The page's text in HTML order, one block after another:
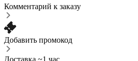
Комментарий к заказу
Добавить промокод
Доставка ~1 час